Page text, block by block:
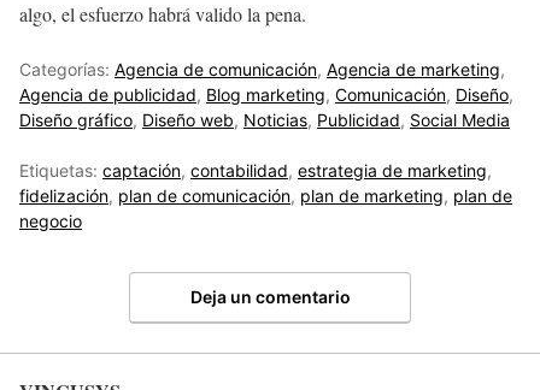
algo, el esfuerzo habrá valido la pena.
Categorías: Agencia de comunicación, Agencia de marketing,
Agencia de publicidad, Blog marketing, Comunicación, Diseño,
Diseño gráfico, Diseño web, Noticias, Publicidad, Social Media
Etiquetas: captación, contabilidad, estrategia de marketing,
fidelización, plan de comunicación, plan de marketing, plan de
negocio
Deja un comentario